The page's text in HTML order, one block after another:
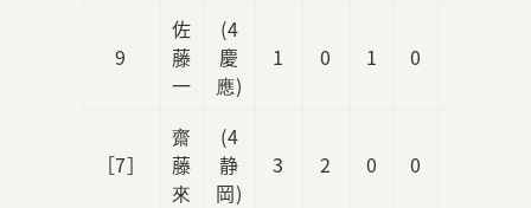
9
佐
藤
一
(4
慶
應)
1 0 1 0
［7］
齋
藤
來
(4
静
岡)
3 2 0 0